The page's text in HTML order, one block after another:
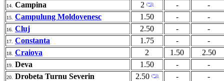
14. Campina 2 (*1) - -
15. Campulung Moldovenesc 1.50 - -
16. Cluj 2.50 - -
17. Constanta 1.75 - -
18. Craiova 2 1.50 2.50
19. Deva 1.50 - -
20. Drobeta Turnu Severin 2.50 (*1) - -